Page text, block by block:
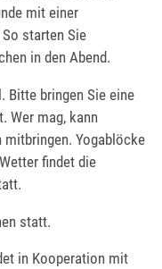
mit einer
starten Sie
in den Abend.
Bitte bringen Sie eine
Wer mag, kann
mitbringen. Yogablöcke
findet die
statt.
in Kooperation mit